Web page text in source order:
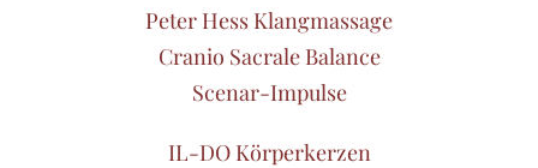
Peter Hess Klangmassage
Cranio Sacrale Balance
Scenar-Impulse
IL-DO Körperkerzen